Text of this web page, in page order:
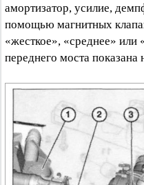
амортизатор, усилие,
помощью магнитных
«жесткое», «среднее»
переднего моста показана